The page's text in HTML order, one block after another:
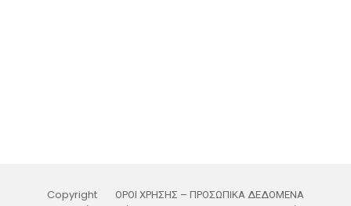
Copyright
ΟΡΟΙ ΧΡΗΣΗΣ – ΠΡΟΣΩΠΙΚΑ ΔΕΔΟΜΕΝΑ